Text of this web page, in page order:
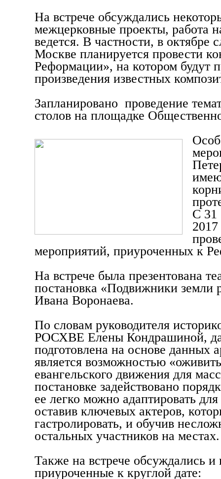
На встрече обсуждались
межцерковные проекты, работа
ведется. В частности, в октябре
Москве планируется провести
Реформации», на котором будут
произведения известных
Запланировано проведение
столов на площадке
С 31
мероприятий, приуроченных к
На встрече была презентована
постановка «Подвижники земли
Ивана Воронаева.
По словам руководителя
РОСХВЕ Елены Кондрашиной,
подготовлена на основе данных
является возможностью
евангельского движения для
постановке задействовано
ее легко можно адаптировать
оставив ключевых актеров,
гастролировать, и обучив
остальных участников на
Также на встрече обсуждались и
приуроченные к круглой дате: